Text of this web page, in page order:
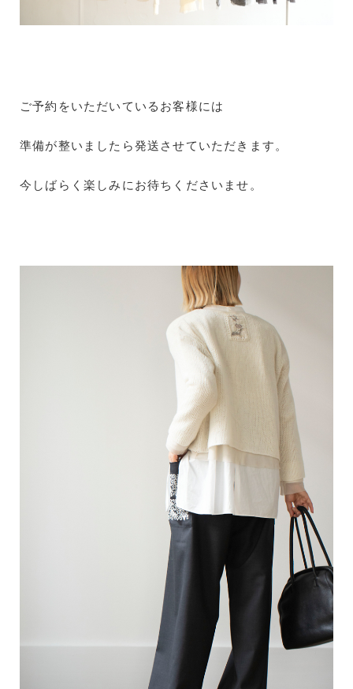
ご予約をいただいているお客様には
準備が整いましたら発送させていただきます。
今しばらく楽しみにお待ちくださいませ。